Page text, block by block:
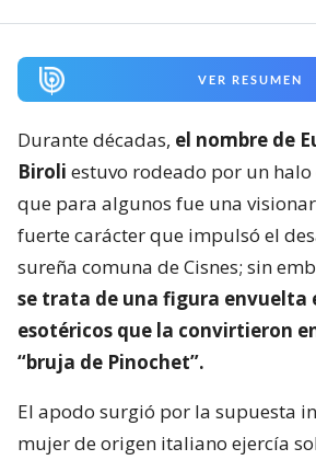
VER RESUMEN
Durante décadas, el nombre de
Biroli estuvo rodeado por un
que para algunos fue una
fuerte carácter que impulsó el
sureña comuna de Cisnes; sin
se trata de una figura envuelta
esotéricos que la convirtieron
“bruja de Pinochet”.
El apodo surgió por la supuesta
mujer de origen italiano ejercía